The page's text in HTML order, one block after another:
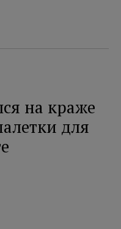
на краже
для